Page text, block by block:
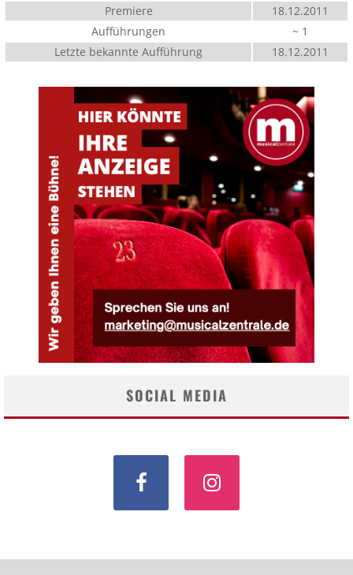
Premiere
18.12.2011
Aufführungen
~ 1
Letzte bekannte Aufführung
18.12.2011
SOCIAL MEDIA